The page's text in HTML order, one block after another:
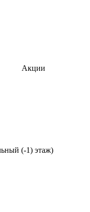
Акции
(-1) этаж)